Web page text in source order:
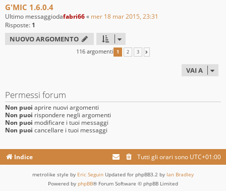
G'MIC 1.6.0.4
Ultimo messaggiodafabri66« mer 18 mar 2015, 23:31
Risposte: 1
NUOVO ARGOMENTO
116 argomenti 1 2 3
VAI A
Permessi forum
Non puoi aprire nuovi argomenti
Non puoi rispondere negli argomenti
Non puoi modificare i tuoi messaggi
Non puoi cancellare i tuoi messaggi
Indice Tutti gli orari sono UTC+01:00
metrolike style by Eric Seguin Updated for phpBB3.2 by Ian Bradley
Powered by phpBB® Forum Software © phpBB Limited